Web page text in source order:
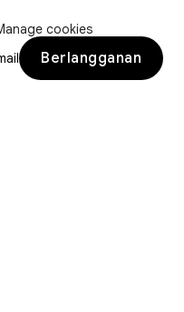
cookies
Berlangganan